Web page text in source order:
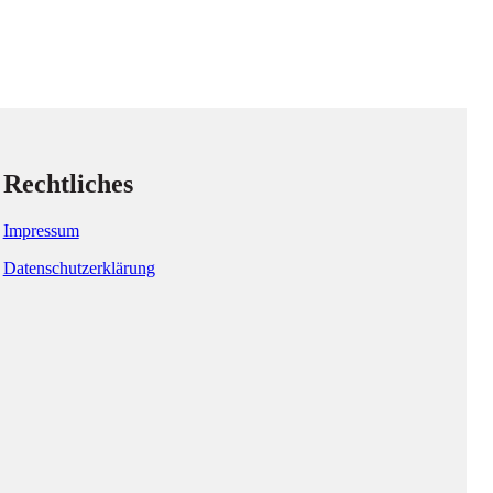
Rechtliches
Impressum
Datenschutzerklärung